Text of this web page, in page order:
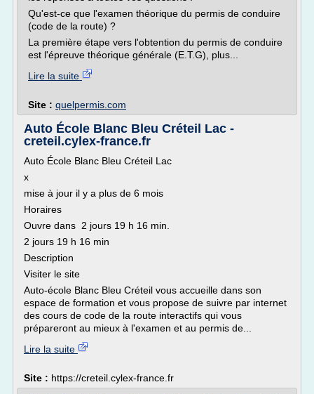
Qu'est-ce que l'examen théorique du permis de conduire
(code de la route) ?
La première étape vers l'obtention du permis de conduire
est l'épreuve théorique générale (E.T.G), plus...
Lire la suite
Site : quelpermis.com
Auto École Blanc Bleu Créteil Lac -
creteil.cylex-france.fr
Auto École Blanc Bleu Créteil Lac
x
mise à jour il y a plus de 6 mois
Horaires
Ouvre dans 2 jours 19 h 16 min.
2 jours 19 h 16 min
Description
Visiter le site
Auto-école Blanc Bleu Créteil vous accueille dans son
espace de formation et vous propose de suivre par internet
des cours de code de la route interactifs qui vous
prépareront au mieux à l'examen et au permis de...
Lire la suite
Site : https://creteil.cylex-france.fr